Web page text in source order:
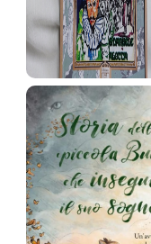
Rosalia
Emanuele Alotta
Prezzo:10 €